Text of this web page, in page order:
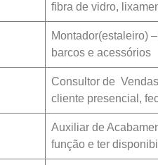
fibra de vidro,
Montador(estaleiro)
barcos e acessórios
Consultor de
cliente presencial,
Auxiliar de
função e ter